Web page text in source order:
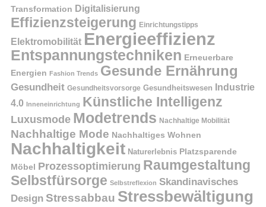
Transformation Digitalisierung
Effizienzsteigerung Einrichtungstipps
Elektromobilität Energieeffizienz
Entspannungstechniken Erneuerbare
Energien Fashion Trends Gesunde Ernährung
Gesundheit Gesundheitsvorsorge Gesundheitswesen
Industrie
4.0
Inneneinrichtung Künstliche Intelligenz
Luxusmode Modetrends Nachhaltige Mobilität
Nachhaltige Mode Nachhaltiges Wohnen
Nachhaltigkeit Naturerlebnis Platzsparende
Möbel
Prozessoptimierung Raumgestaltung
Selbstfürsorge Selbstreflexion Skandinavisches
Design Stressabbau Stressbewältigung